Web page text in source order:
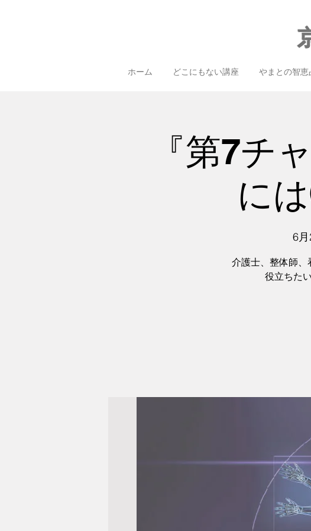
ホーム どこにもない講座 やまとの智
『第7チ
に
6
介護士、整体師、
役立ちた